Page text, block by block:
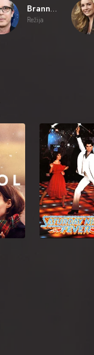
Brannon Braga
Režija